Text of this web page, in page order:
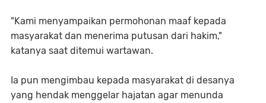
"Kami menyampaikan permohonan maaf kepada
masyarakat dan menerima putusan dari hakim,"
katanya saat ditemui wartawan.
Ia pun mengimbau kepada masyarakat di desanya
yang hendak menggelar hajatan agar menunda